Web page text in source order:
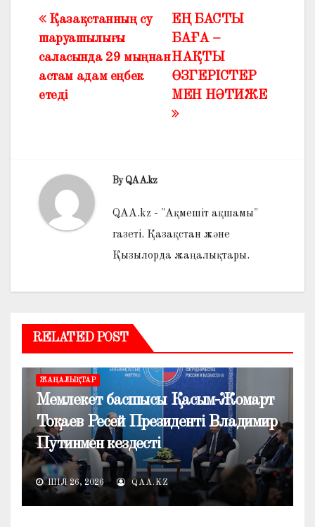
Жазба
навигациясы
ЕҢ БАСТЫ
БАҒА –
НАҚТЫ
ӨЗГЕРІСТЕР
МЕН НӘТИЖЕ
Қазақстанның су
шаруашылығы
саласында 29 мыңнан
астам адам еңбек
етеді
ByQAA.kz
QAA.kz - "Ақмешіт ақшамы"
газеті. Қазақстан және
Қызылорда жаңалықтары.
RELATED POST
ЖАҢАЛЫҚТАР
Мемлекет басшысы Қасым-Жомарт
Тоқаев Ресей Президенті Владимир
Путинмен кездесті
ШІЛ 26, 2026 QAA.KZ